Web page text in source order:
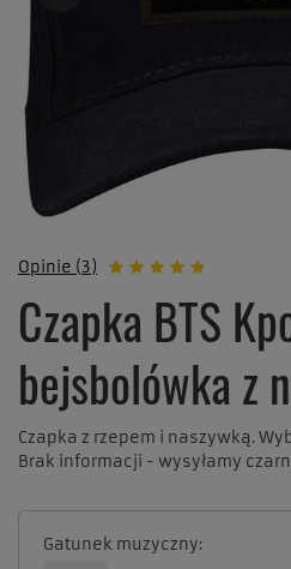
Opinie (3)
Czapka BTS
bejsbolówka z
Czapka z rzepem i naszywką.
Brak informacji - wysyłamy
Gatunek muzyczny